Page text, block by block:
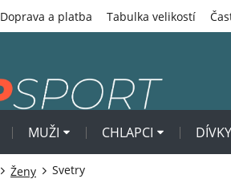
Doprava a platba Tabulka velikostí
MUŽI CHLAPCI DÍVKY
Ženy Svetry